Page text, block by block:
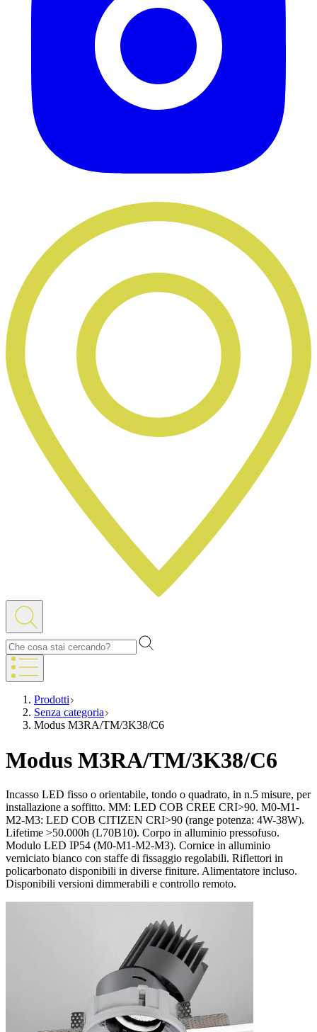
Prodotti
Senza categoria
Modus M3RA/TM/3K38/C6
Modus M3RA/TM/3K38/C6
Incasso LED fisso o orientabile, tondo o quadrato, in n.5 misure, per
installazione a soffitto. MM: LED COB CREE CRI>90. M0-M1-
M2-M3: LED COB CITIZEN CRI>90 (range potenza: 4W-38W).
Lifetime >50.000h (L70B10). Corpo in alluminio pressofuso.
Modulo LED IP54 (M0-M1-M2-M3). Cornice in alluminio
verniciato bianco con staffe di fissaggio regolabili. Riflettori in
policarbonato disponibili in diverse finiture. Alimentatore incluso.
Disponibili versioni dimmerabili e controllo remoto.